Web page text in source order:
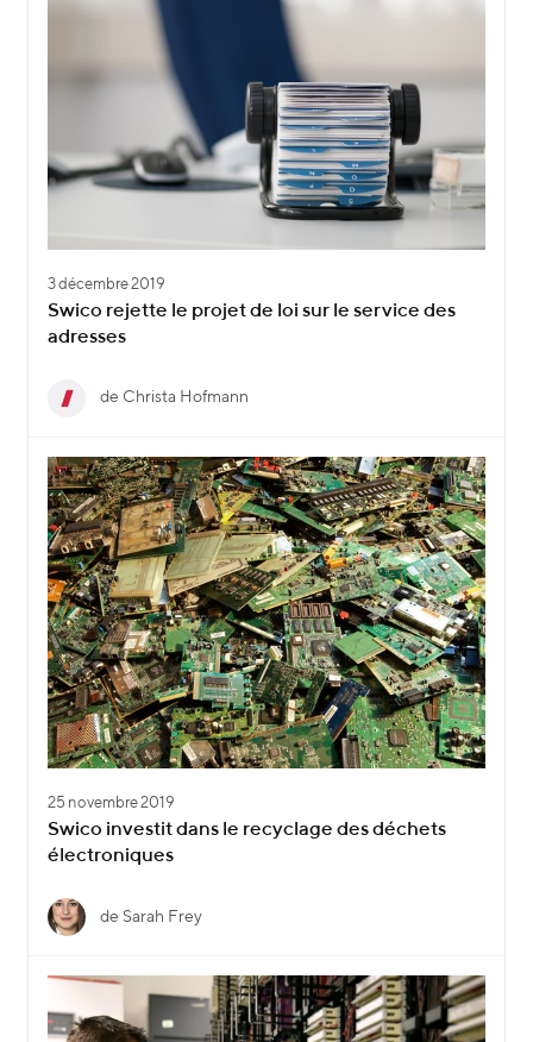
3 décembre 2019
Swico rejette le projet de loi sur le service des
adresses
de Christa Hofmann
25 novembre 2019
Swico investit dans le recyclage des déchets
électroniques
de Sarah Frey